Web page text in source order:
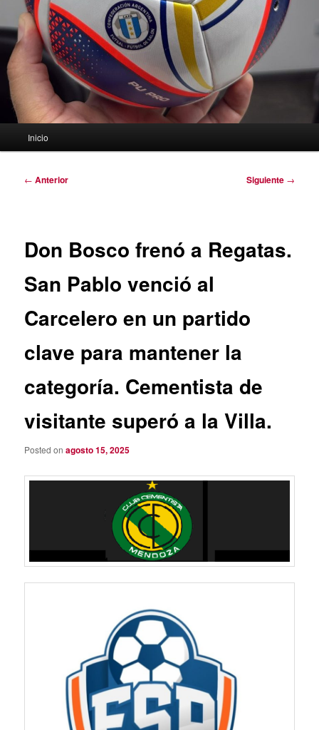
Inicio
Navegación
← Anterior Siguiente →
Don Bosco frenó a Regatas.
San Pablo venció al
Carcelero en un partido
clave para mantener la
categoría. Cementista de
visitante superó a la Villa.
Posted onagosto 15, 2025